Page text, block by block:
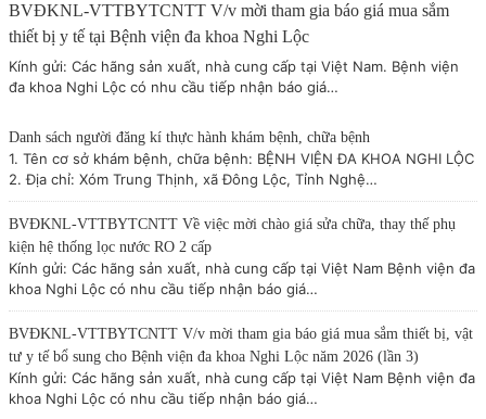
BVĐKNL-VTTBYTCNTT V/v mời tham gia báo giá mua sắm
thiết bị y tế tại Bệnh viện đa khoa Nghi Lộc
Kính gửi: Các hãng sản xuất, nhà cung cấp tại Việt Nam. Bệnh viện
đa khoa Nghi Lộc có nhu cầu tiếp nhận báo giá…
Danh sách người đăng kí thực hành khám bệnh, chữa bệnh
1. Tên cơ sở khám bệnh, chữa bệnh: BỆNH VIỆN ĐA KHOA NGHI LỘC
2. Địa chỉ: Xóm Trung Thịnh, xã Đông Lộc, Tỉnh Nghệ…
BVĐKNL-VTTBYTCNTT Về việc mời chào giá sửa chữa, thay thế phụ
kiện hệ thống lọc nước RO 2 cấp
Kính gửi: Các hãng sản xuất, nhà cung cấp tại Việt Nam Bệnh viện đa
khoa Nghi Lộc có nhu cầu tiếp nhận báo giá…
BVĐKNL-VTTBYTCNTT V/v mời tham gia báo giá mua sắm thiết bị, vật
tư y tế bổ sung cho Bệnh viện đa khoa Nghi Lộc năm 2026 (lần 3)
Kính gửi: Các hãng sản xuất, nhà cung cấp tại Việt Nam Bệnh viện đa
khoa Nghi Lộc có nhu cầu tiếp nhận báo giá…